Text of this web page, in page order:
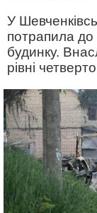
У
потрапила до
будинку.
рівні